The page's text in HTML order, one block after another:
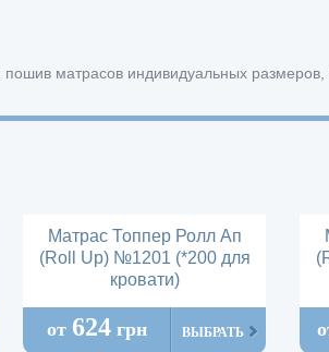
матрасов индивидуальных размеров,
Матрас Топпер Ролл Ап
(Roll Up) №1201 (*200 для
кровати)
от 624грн ВЫБРАТЬ